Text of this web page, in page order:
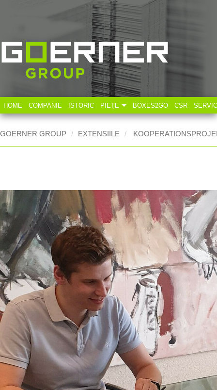
HOME COMPANIE ISTORIC PIEŢE
Industria alimentară
BOXES2GO CSR
GOERNER GROUP EXTENSIILE